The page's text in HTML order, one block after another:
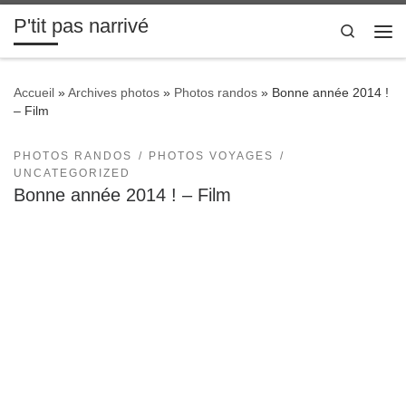
Passer au contenu
P'tit pas narrivé
Search
Accueil » Archives photos » Photos randos » Bonne année 2014 !
– Film
PHOTOS RANDOS
PHOTOS VOYAGES
UNCATEGORIZED
Bonne année 2014 ! – Film